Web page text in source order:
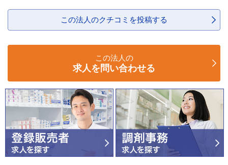
この法人のクチコミを投稿する
この法人の
求人を問い合わせる